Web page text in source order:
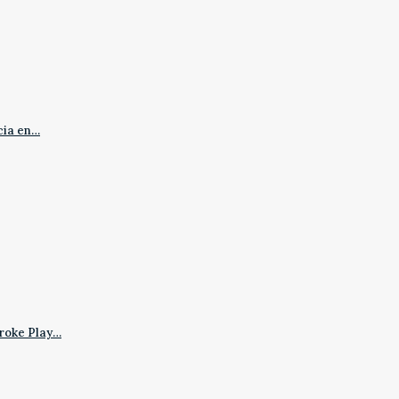
en…
Play…